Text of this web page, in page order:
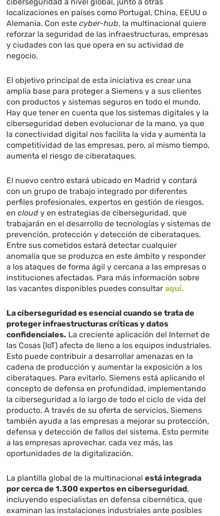
localizaciones en países como Portugal, China, EEUU o
Alemania. Con estecyber-hub, la multinacional quiere
reforzar la seguridad de las infraestructuras, empresas
y ciudades con las que opera en su actividad de
negocio.
El objetivo principal de esta iniciativa es crear una
amplia base para proteger a Siemens y a sus clientes
con productos y sistemas seguros en todo el mundo.
Hay que tener en cuenta que los sistemas digitales y la
ciberseguridad deben evolucionar de la mano, ya que
la conectividad digital nos facilita la vida y aumenta la
competitividad de las empresas, pero, al mismo tiempo,
aumenta el riesgo de ciberataques.
El nuevo centro estará ubicado en Madrid y contará
con un grupo de trabajo integrado por diferentes
perfiles profesionales, expertos en gestión de riesgos,
encloud y en estrategias de ciberseguridad, que
trabajarán en el desarrollo de tecnologías y sistemas de
prevención, protección y detección de ciberataques.
Entre sus cometidos estará detectar cualquier
anomalía que se produzca en este ámbito y responder
a los ataques de forma ágil y cercana a las empresas o
instituciones afectadas. Para más información sobre
las vacantes disponibles puedes consultaraquí.
La ciberseguridad es esencial cuando se trata de
proteger infraestructuras críticas y datos
confidenciales. La creciente aplicación del Internet de
las Cosas (IoT) afecta de lleno a los equipos industriales.
Esto puede contribuir a desarrollar amenazas en la
cadena de producción y aumentar la exposición a los
ciberataques. Para evitarlo, Siemens está aplicando el
concepto de defensa en profundidad, implementando
la ciberseguridad a lo largo de todo el ciclo de vida del
producto. A través de su oferta de servicios, Siemens
también ayuda a las empresas a mejorar su protección,
defensa y detección de fallos del sistema. Esto permite
a las empresas aprovechar, cada vez más, las
oportunidades de la digitalización.
La plantilla global de la multinacionalestá integrada
por cerca de 1.300 expertos en ciberseguridad,
incluyendo especialistas en defensa cibernética, que
examinan las instalaciones industriales ante posibles